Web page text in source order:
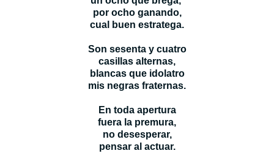
por ocho ganando,
cual buen estratega.
Son sesenta y cuatro
casillas alternas,
blancas que idolatro
mis negras fraternas.
En toda apertura
fuera la premura,
no desesperar,
pensar al actuar.